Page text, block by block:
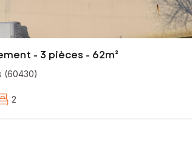
- 3 pièces - 62m²
(60430)
2